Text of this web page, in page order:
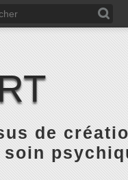
de